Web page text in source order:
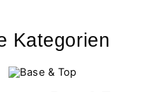
Kategorien